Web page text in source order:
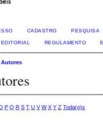
CADASTRO PESQUISA
REGULAMENTO
Autores
P Q R S T U V W X Y Z Toda(o)s